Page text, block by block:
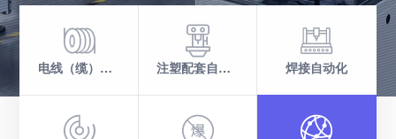
电线（缆）、线束加工 注塑配套自动化 焊接自动化